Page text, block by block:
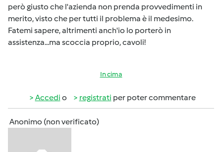
però giusto che l'azienda non prenda provvedimenti in
merito, visto che per tutti il problema è il medesimo.
Fatemi sapere, altrimenti anch'io lo porterò in
assistenza...ma scoccia proprio, cavoli!
In cima
Accedi o registrati per poter commentare
Anonimo (non verificato)